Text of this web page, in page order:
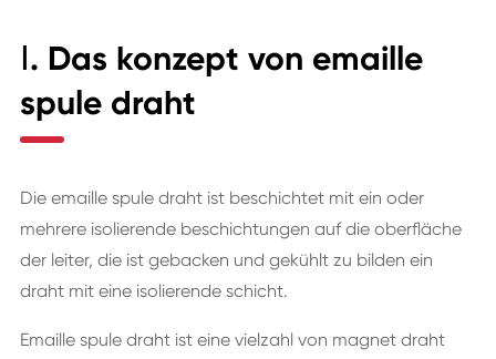
Ⅰ. Das konzept von emaille
spule draht
Die emaille spule draht ist beschichtet mit ein oder
mehrere isolierende beschichtungen auf die oberfläche
der leiter, die ist gebacken und gekühlt zu bilden ein
draht mit eine isolierende schicht.
Emaille spule draht ist eine vielzahl von magnet draht